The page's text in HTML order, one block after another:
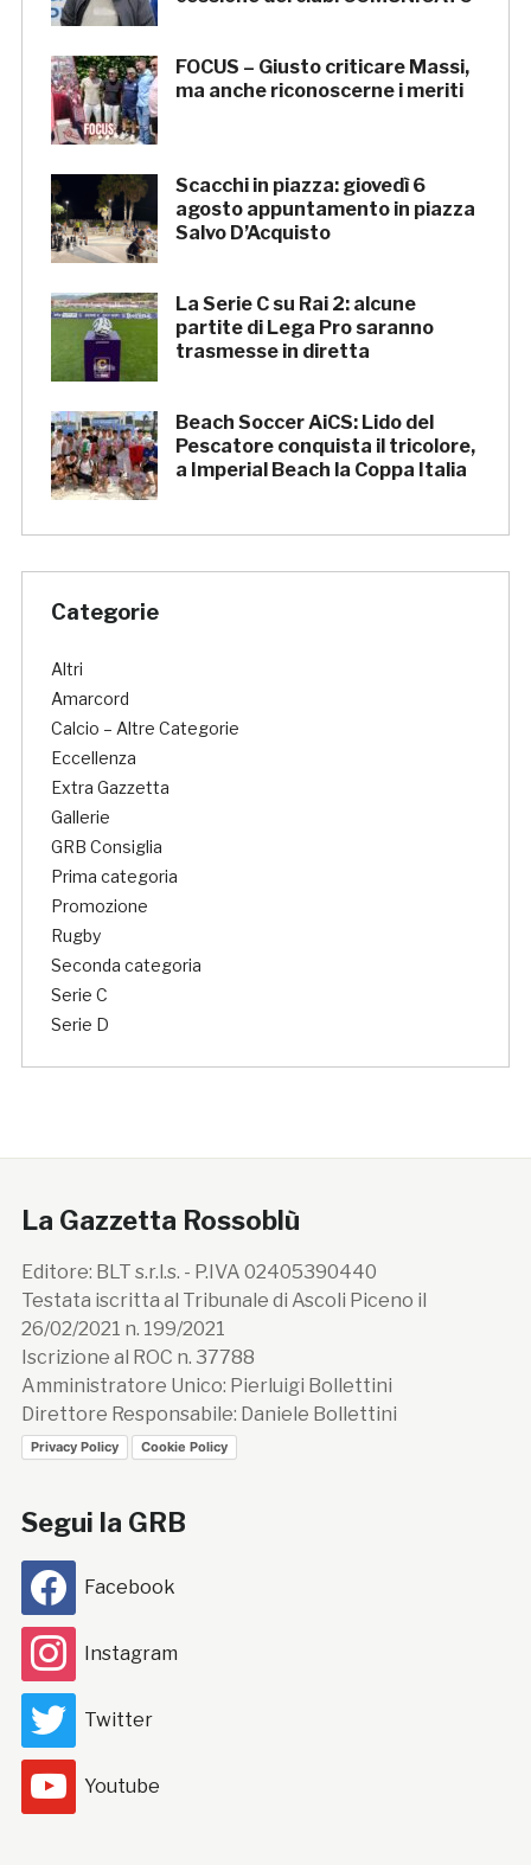
FOCUS – Giusto criticare Massi,
ma anche riconoscerne i meriti
Scacchi in piazza: giovedì 6
agosto appuntamento in piazza
Salvo D’Acquisto
La Serie C su Rai 2: alcune
partite di Lega Pro saranno
trasmesse in diretta
Beach Soccer AiCS: Lido del
Pescatore conquista il tricolore,
a Imperial Beach la Coppa Italia
Categorie
Altri
Amarcord
Calcio – Altre Categorie
Eccellenza
Extra Gazzetta
Gallerie
GRB Consiglia
Prima categoria
Promozione
Rugby
Seconda categoria
Serie C
Serie D
La Gazzetta Rossoblù
Editore: BLT s.r.l.s. - P.IVA 02405390440
Testata iscritta al Tribunale di Ascoli Piceno il
26/02/2021 n. 199/2021
Iscrizione al ROC n. 37788
Amministratore Unico: Pierluigi Bollettini
Direttore Responsabile: Daniele Bollettini
Privacy Policy Cookie Policy
Segui la GRB
Facebook
Instagram
Twitter
Youtube